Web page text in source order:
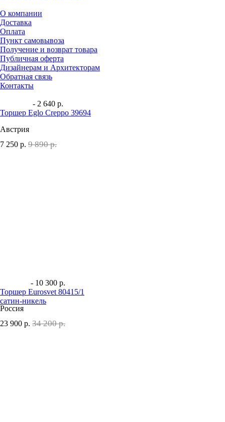
О компании
Доставка
Оплата
Пункт самовывоза
Получение и возврат товара
Публичная оферта
Дизайнерам и Архитекторам
Обратная связь
Контакты
- 2 640 р.
Торшер Eglo Creppo 39694
Австрия
7 250 р. 9 890 р.
- 10 300 р.
Торшер Eurosvet 80415/1
сатин-никель
Россия
23 900 р. 34 200 р.